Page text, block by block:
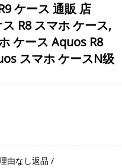
ケース 通販 店
R8 スマホ ケース,
ケース Aquos R8
スマホ ケースN级
由なし返品 /